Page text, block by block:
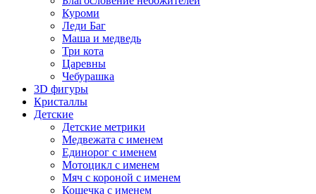
Куроми
Леди Баг
Маша и медведь
Три кота
Царевны
Чебурашка
3D фигуры
Кристаллы
Детские
Детские метрики
Медвежата с именем
Единорог с именем
Мотоцикл с именем
Мяч с короной с именем
Кошечка с именем